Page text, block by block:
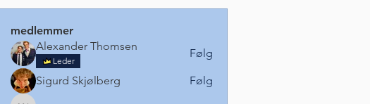
medlemmer
Alexander Thomsen
Leder
Følg
Sigurd Skjølberg Følg